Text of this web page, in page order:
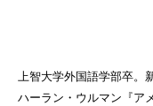
上智大学外国語学部卒。
ハーラン・ウルマン『ア